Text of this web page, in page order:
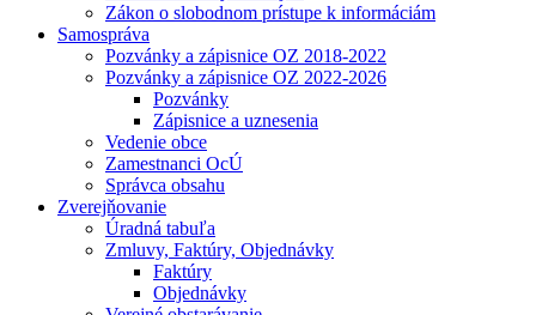
Zákon o slobodnom prístupe k informáciám
Samospráva
Pozvánky a zápisnice OZ 2018-2022
Pozvánky a zápisnice OZ 2022-2026
Pozvánky
Zápisnice a uznesenia
Vedenie obce
Zamestnanci OcÚ
Správca obsahu
Zverejňovanie
Úradná tabuľa
Zmluvy, Faktúry, Objednávky
Faktúry
Objednávky